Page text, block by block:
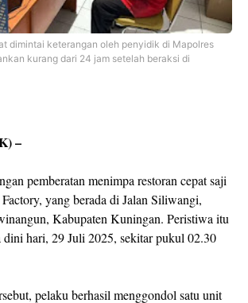
dimintai keterangan oleh penyidik di Mapolres
kurang dari 24 jam setelah beraksi di
–
pemberatan menimpa restoran cepat saji
yang berada di Jalan Siliwangi,
Kabupaten Kuningan. Peristiwa itu
dini hari, 29 Juli 2025, sekitar pukul 02.30
pelaku berhasil menggondol satu unit